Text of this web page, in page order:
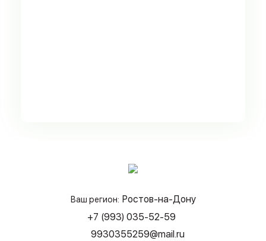
Ваш регион: Ростов-на-Дону
+7 (993) 035-52-59
9930355259@mail.ru